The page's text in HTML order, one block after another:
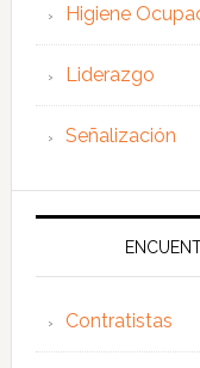
Higiene
Liderazgo
Señalización
Contratistas